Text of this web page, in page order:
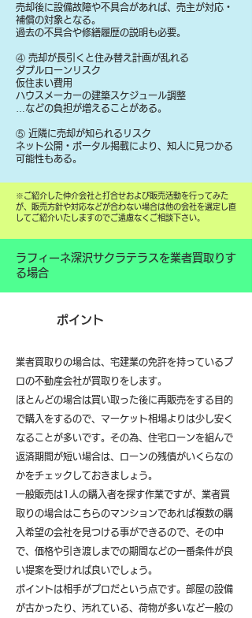
売却後に設備故障や不具合があれば、売主が対応・
補償の対象となる。
過去の不具合や修繕履歴の説明も必要。
④ 売却が長引くと住み替え計画が乱れる
ダブルローンリスク
仮住まい費用
ハウスメーカーの建築スケジュール調整
…などの負担が増えることがある。
⑤ 近隣に売却が知られるリスク
ネット公開・ポータル掲載により、知人に見つかる
可能性もある。
​※ご紹介した仲介会社と打合せおよび販売活動を行ってみた
が、販売方針や対応などが合わない場合は他の会社を選定し直
してご紹介いたしますのでご遠慮なくご相談下さい。
ラフィーネ深沢サクラテラスを業者買取りす
る場合
ポイント
業者買取りの場合は、宅建業の免許を持っているプ
ロの不動産会社が買取りをします。
ほとんどの場合は買い取った後に再販売をする目的
で購入をするので、マーケット相場よりは少し安く
なることが多いです。その為、住宅ローンを組んで
返済期間が短い場合は、ローンの残債がいくらなの
かをチェックしておきましょう。
一般販売は1人の購入者を探す作業ですが、業者買
取りの場合はこちらのマンションであれば複数の購
入希望の会社を見つける事ができるので、その中
で、価格や引き渡しまでの期間などの一番条件が良
い提案を受ければ良いでしょう。
ポイントは相手がプロだという点です。部屋の設備
が古かったり、汚れている、荷物が多いなど一般の